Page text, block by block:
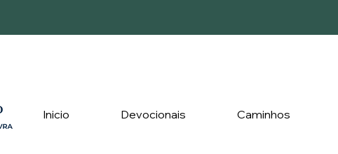
Inicio Devocionais Caminhos